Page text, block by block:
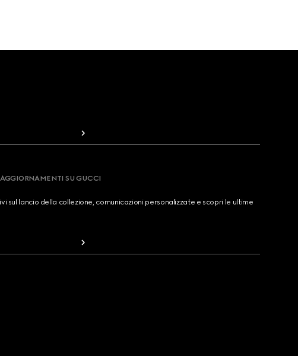
AGGIORNAMENTI SU GUCCI
sul lancio della collezione, comunicazioni personalizzate e scopri le ultime